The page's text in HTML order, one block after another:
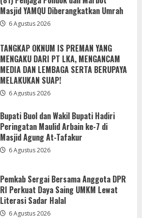
MEDIA DAN LEMBAGA SERTA BERUPAYA
MELAKUKAN SUAP!
6 Agustus 2026
Bupati Buol dan Wakil Bupati Hadiri
Peringatan Maulid Arbain ke-7 di
Masjid Agung At-Tafakur
Pemkab Sergai Bersama Anggota DPR
RI Perkuat Daya Saing UMKM Lewat
Literasi Sadar Halal
6 Agustus 2026
Pemkab Sukabumi Rekontruksi Ruas
Jalan Cibeureum- Goalpara Di Kerjakan
Sangat Kokoh Dan Profesional
6 Agustus 2026